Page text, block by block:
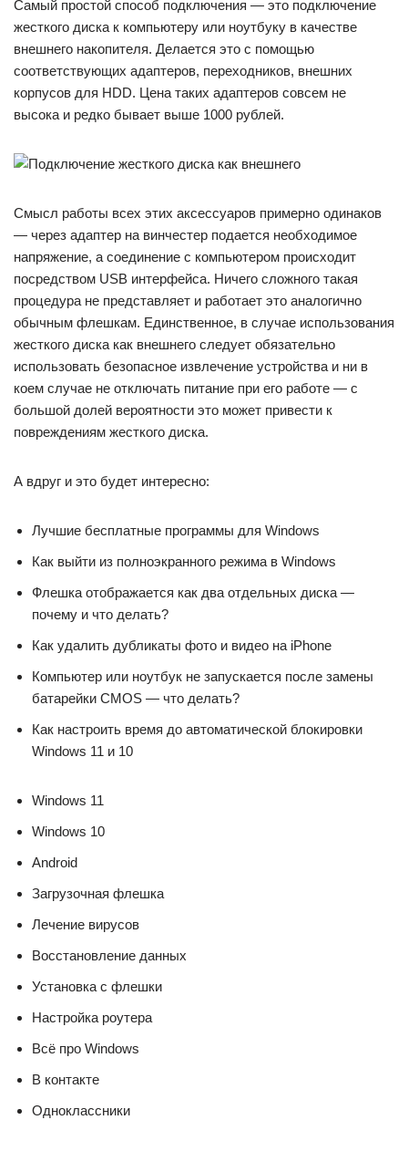
Самый простой способ подключения — это подключение
жесткого диска к компьютеру или ноутбуку в качестве
внешнего накопителя. Делается это с помощью
соответствующих адаптеров, переходников, внешних
корпусов для HDD. Цена таких адаптеров совсем не
высока и редко бывает выше 1000 рублей.
Смысл работы всех этих аксессуаров примерно одинаков
— через адаптер на винчестер подается необходимое
напряжение, а соединение с компьютером происходит
посредством USB интерфейса. Ничего сложного такая
процедура не представляет и работает это аналогично
обычным флешкам. Единственное, в случае использования
жесткого диска как внешнего следует обязательно
использовать безопасное извлечение устройства и ни в
коем случае не отключать питание при его работе — с
большой долей вероятности это может привести к
повреждениям жесткого диска.
А вдруг и это будет интересно:
Лучшие бесплатные программы для Windows
Как выйти из полноэкранного режима в Windows
Флешка отображается как два отдельных диска —
почему и что делать?
Как удалить дубликаты фото и видео на iPhone
Компьютер или ноутбук не запускается после замены
батарейки CMOS — что делать?
Как настроить время до автоматической блокировки
Windows 11 и 10
Windows 11
Windows 10
Android
Загрузочная флешка
Лечение вирусов
Восстановление данных
Установка с флешки
Настройка роутера
Всё про Windows
В контакте
Одноклассники